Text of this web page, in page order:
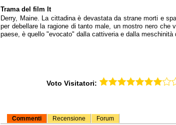
Trama del film It
Derry, Maine. La cittadina è devastata da strane morti e
per debellare la ragione di tanto male, un mostro nero che
paese, è quello "evocato" dalla cattiveria e dalla meschinità
Voto Visitatori:
Commenti Recensione Forum